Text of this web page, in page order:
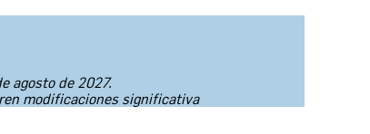
agosto de 2027.
modificaciones significativa